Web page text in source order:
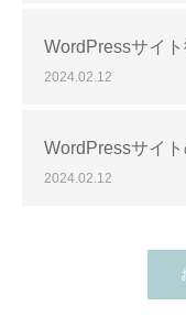
WordPressサイ
2024.02.12
WordPressサイ
2024.02.12